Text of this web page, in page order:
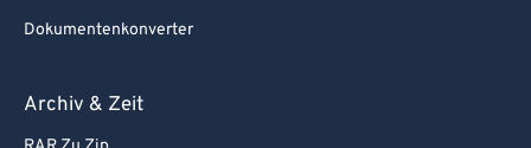
Dokumentenkonverter
Archiv & Zeit